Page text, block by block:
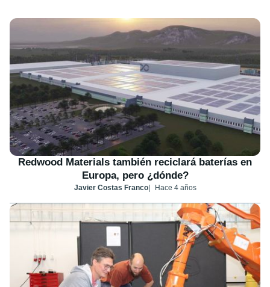
Redwood Materials también reciclará baterías en
Europa, pero ¿dónde?
Javier Costas Franco Hace 4 años